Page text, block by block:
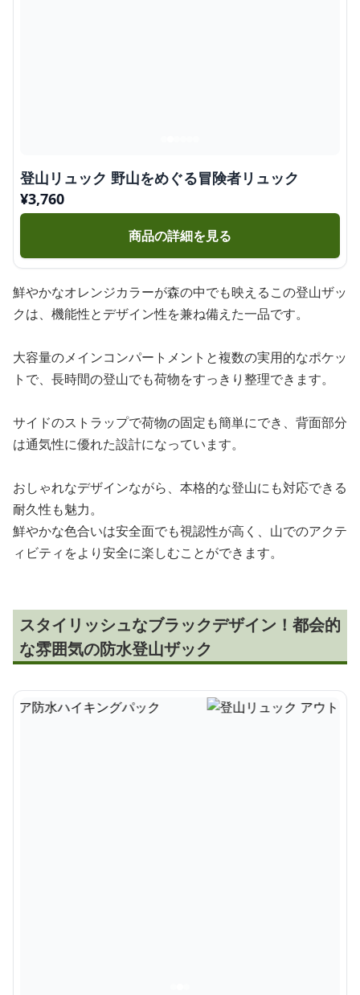
登山リュック 野山をめぐる冒険者リュック
¥3,760
商品の詳細を見る
鮮やかなオレンジカラーが森の中でも映えるこの登山ザッ
クは、機能性とデザイン性を兼ね備えた一品です。
大容量のメインコンパートメントと複数の実用的なポケッ
トで、長時間の登山でも荷物をすっきり整理できます。
サイドのストラップで荷物の固定も簡単にでき、背面部分
は通気性に優れた設計になっています。
おしゃれなデザインながら、本格的な登山にも対応できる
耐久性も魅力。
鮮やかな色合いは安全面でも視認性が高く、山でのアクテ
ィビティをより安全に楽しむことができます。
スタイリッシュなブラックデザイン！都会的
な雰囲気の防水登山ザック